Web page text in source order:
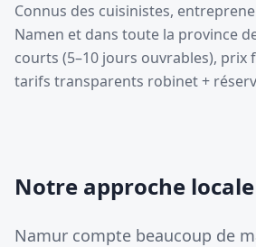
Connus des cuisinistes,
Namen et dans toute la province
courts (5–10 jours ouvrables),
tarifs transparents robinet +
Notre approche
Namur compte beaucoup de